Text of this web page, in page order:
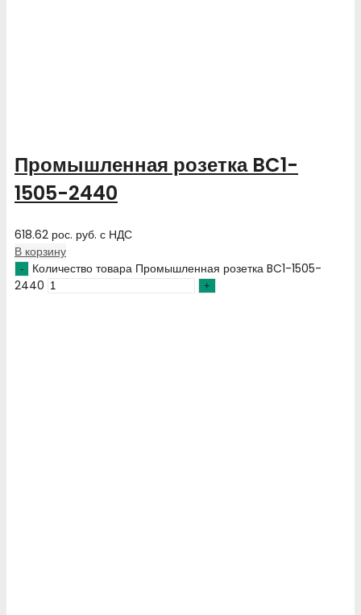
Промышленная розетка BC1-
1505-2440
618.62 рос. руб. с НДС
В корзину
Количество товара Промышленная розетка BC1-1505-
2440